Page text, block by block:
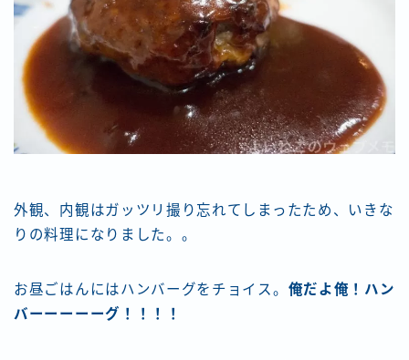
外観、内観はガッツリ撮り忘れてしまったため、いきな
りの料理になりました。。
お昼ごはんにはハンバーグをチョイス。 俺だよ俺！ハン
バーーーーーグ！！！！